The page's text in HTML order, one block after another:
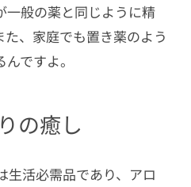
一般の薬と同じように精
、家庭でも置き薬のよう
ですよ。
の癒し
活必需品であり、アロ